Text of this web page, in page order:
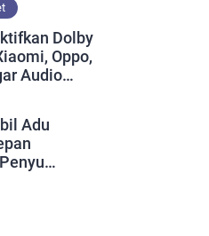
Dolby
Oppo,
Audio
Adu